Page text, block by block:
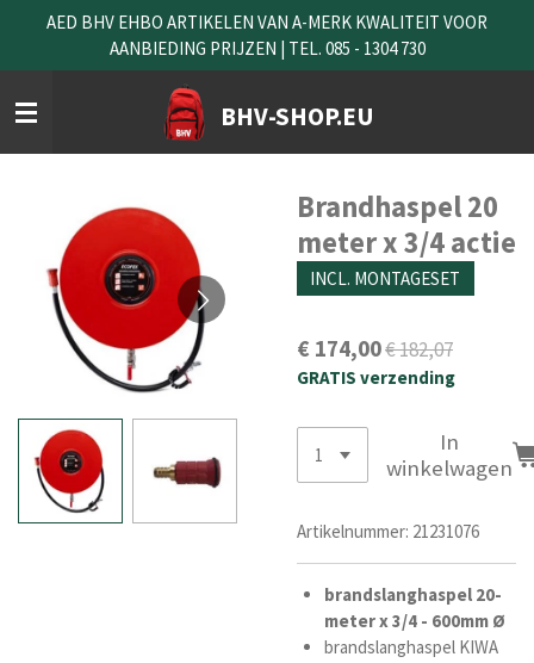
naar
de
hoofdinhoud
BHV-SHOP.EU
AED BHV EHBO ARTIKELEN VAN A-MERK KWALITEIT VOOR
AANBIEDING PRIJZEN | TEL. 085 - 1304 730
Brandhaspel 20
meter x 3/4 actie
INCL. MONTAGESET
€ 174,00€ 182,07
GRATIS verzending
In
winkelwagen
Artikelnummer: 21231076
brandslanghaspel 20-
meter x 3/4 - 600mm Ø
brandslanghaspel KIWA